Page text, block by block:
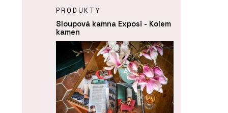
PRODUKTY
Sloupová kamna Exposi - Kolem
kamen